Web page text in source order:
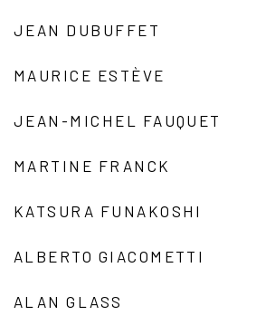
JEAN DUBUFFET
MAURICE ESTÈVE
JEAN-MICHEL FAUQUET
MARTINE FRANCK
KATSURA FUNAKOSHI
ALBERTO GIACOMETTI
ALAN GLASS